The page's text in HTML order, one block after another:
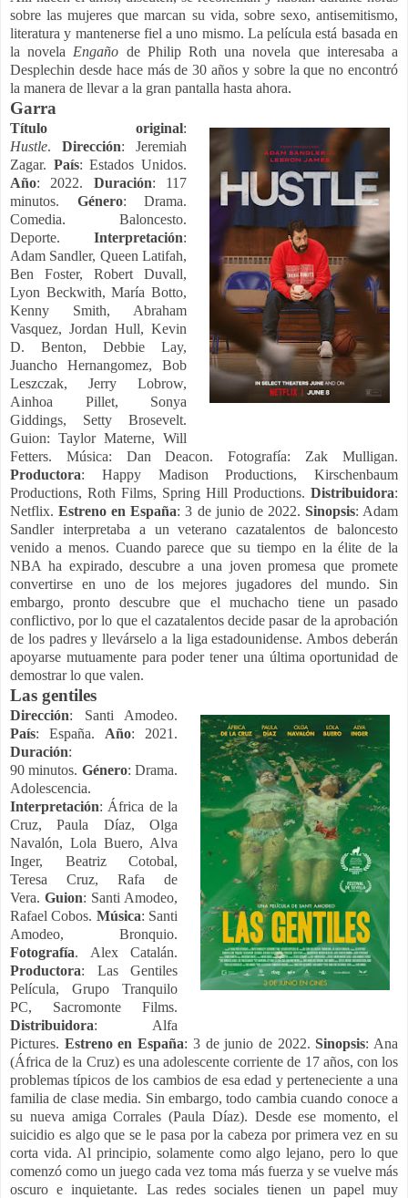
sobre las mujeres que marcan su vida, sobre sexo, antisemitismo,
literatura y mantenerse fiel a uno mismo. La película está basada en
la novela Engaño de Philip Roth una novela que interesaba a
Desplechin desde hace más de 30 años y sobre la que no encontró
la manera de llevar a la gran pantalla hasta ahora.
Garra
Título original:
Hustle.Dirección: Jeremiah
Zagar. País: Estados Unidos.
Año: 2022. Duración: 117
minutos. Género: Drama.
Comedia. Baloncesto.
Deporte.Interpretación:
Adam Sandler, Queen Latifah,
Ben Foster, Robert Duvall,
Lyon Beckwith, María Botto,
Kenny Smith, Abraham
Vasquez, Jordan Hull, Kevin
D. Benton, Debbie Lay,
Juancho Hernangomez, Bob
Leszczak, Jerry Lobrow,
Ainhoa Pillet, Sonya
Giddings, Setty Brosevelt.
Guion: Taylor Materne, Will
Fetters. Música: Dan Deacon. Fotografía: Zak Mulligan.
Productora: Happy Madison Productions, Kirschenbaum
Productions, Roth Films, Spring Hill Productions. Distribuidora:
Netflix.Estreno en España: 3 de junio de 2022. Sinopsis: Adam
Sandler interpretaba a un veterano cazatalentos de baloncesto
venido a menos. Cuando parece que su tiempo en la élite de la
NBA ha expirado, descubre a una joven promesa que promete
convertirse en uno de los mejores jugadores del mundo. Sin
embargo, pronto descubre que el muchacho tiene un pasado
conflictivo, por lo que el cazatalentos decide pasar de la aprobación
de los padres y llevárselo a la liga estadounidense. Ambos deberán
apoyarse mutuamente para poder tener una última oportunidad de
demostrar lo que valen.
Las gentiles
Dirección: Santi Amodeo.
País: España. Año: 2021.
Duración:
90 minutos. Género: Drama.
Adolescencia.
Interpretación: África de la
Cruz, Paula Díaz, Olga
Navalón, Lola Buero, Alva
Inger, Beatriz Cotobal,
Teresa Cruz, Rafa de
Vera.Guion: Santi Amodeo,
Rafael Cobos. Música: Santi
Amodeo, Bronquio.
Fotografía. Alex Catalán.
Productora: Las Gentiles
Película, Grupo Tranquilo
PC, Sacromonte Films.
Distribuidora:
Alfa
Pictures. Estreno en España: 3 de junio de 2022.Sinopsis: Ana
(África de la Cruz) es una adolescente corriente de 17 años, con los
problemas típicos de los cambios de esa edad y perteneciente a una
familia de clase media. Sin embargo, todo cambia cuando conoce a
su nueva amiga Corrales (Paula Díaz). Desde ese momento, el
suicidio es algo que se le pasa por la cabeza por primera vez en su
corta vida. Al principio, solamente como algo lejano, pero lo que
comenzó como un juego cada vez toma más fuerza y se vuelve más
oscuro e inquietante. Las redes sociales tienen un papel muy